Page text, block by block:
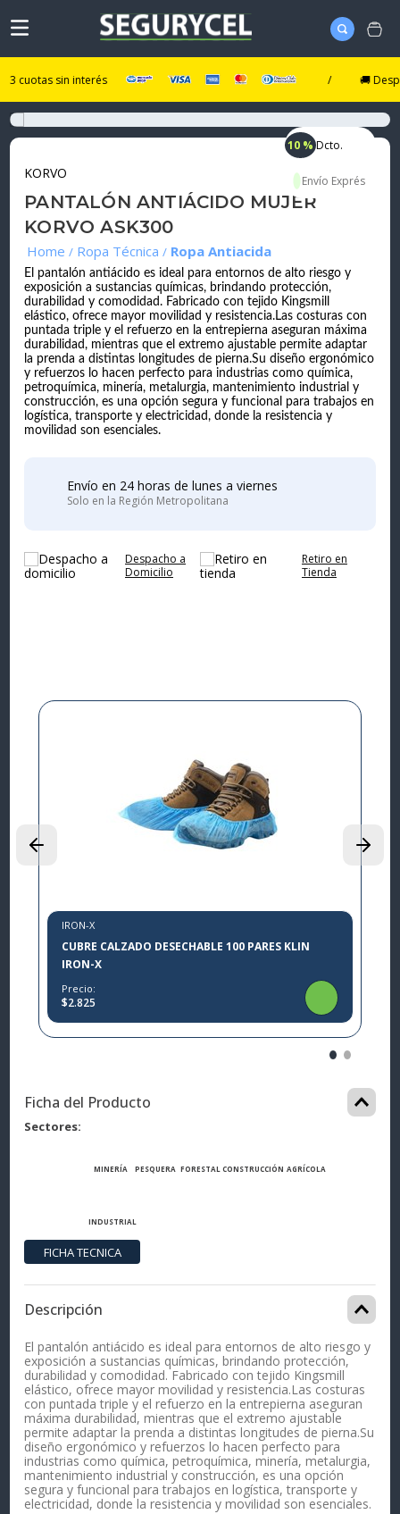
sin interés 🚚 Despacho
10 % Dcto.
KORVO
PANTALÓN ANTIÁCIDO MUJER
KORVO ASK300
Ropa Técnica Ropa Antiacida
El pantalón antiácido es ideal para entornos de alto riesgo y
exposición a sustancias químicas, brindando protección,
durabilidad y comodidad. Fabricado con tejido Kingsmill
elástico, ofrece mayor movilidad y resistencia.Las costuras con
puntada triple y el refuerzo en la entrepierna aseguran máxima
durabilidad, mientras que el extremo ajustable permite adaptar
la prenda a distintas longitudes de pierna.Su diseño ergonómico
y refuerzos lo hacen perfecto para industrias como química,
petroquímica, minería, metalurgia, mantenimiento industrial y
construcción, es una opción segura y funcional para trabajos en
logística, transporte y electricidad, donde la resistencia y
movilidad son esenciales.
Envío en 24 horas de lunes a viernes
Solo en la Región Metropolitana
Despacho a
Domicilio
Retiro en
Tienda
IRON-X
CUBRE CALZADO DESECHABLE 100 PARES KLIN
IRON-X
Precio:
$2.825
Ficha del Producto
Sectores
MINERÍA PESQUERA FORESTAL CONSTRUCCIÓN AGRÍCOLA
INDUSTRIAL
Descripción
El pantalón antiácido es ideal para entornos de alto riesgo y
exposición a sustancias químicas, brindando protección,
durabilidad y comodidad. Fabricado con tejido Kingsmill
elástico, ofrece mayor movilidad y resistencia.Las costuras
con puntada triple y el refuerzo en la entrepierna aseguran
máxima durabilidad, mientras que el extremo ajustable
permite adaptar la prenda a distintas longitudes de pierna.Su
diseño ergonómico y refuerzos lo hacen perfecto para
industrias como química, petroquímica, minería, metalurgia,
mantenimiento industrial y construcción, es una opción
segura y funcional para trabajos en logística, transporte y
electricidad, donde la resistencia y movilidad son esenciales.